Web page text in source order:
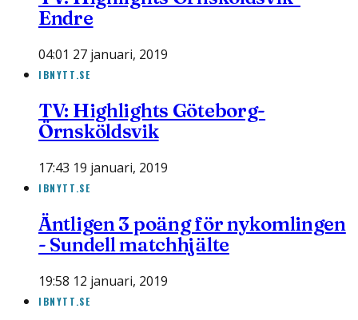
Endre
04:01 27 januari, 2019
IBNYTT.SE
TV: Highlights Göteborg-
Örnsköldsvik
17:43 19 januari, 2019
IBNYTT.SE
Äntligen 3 poäng för nykomlingen
- Sundell matchhjälte
19:58 12 januari, 2019
IBNYTT.SE